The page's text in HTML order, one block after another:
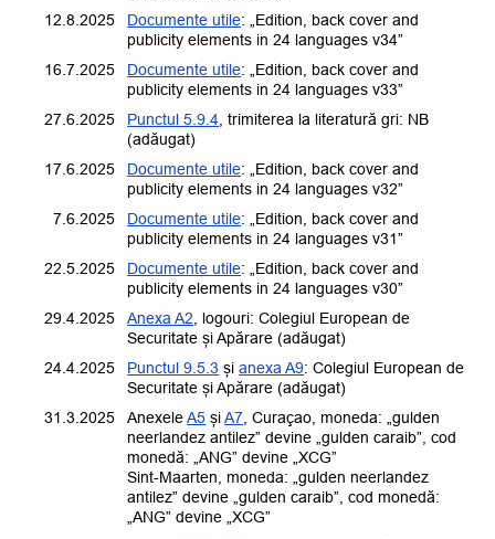
12.8.2025
Documente utile: „Edition, back cover and
publicity elements in 24 languages v34”
16.7.2025
Documente utile: „Edition, back cover and
publicity elements in 24 languages v33”
27.6.2025
Punctul 5.9.4 , trimiterea la literatură gri: NB
(adăugat)
17.6.2025
Documente utile: „Edition, back cover and
publicity elements in 24 languages v32”
7.6.2025
Documente utile: „Edition, back cover and
publicity elements in 24 languages v31”
22.5.2025
Documente utile: „Edition, back cover and
publicity elements in 24 languages v30”
29.4.2025
Anexa A2 , logouri:Colegiul European de
Securitate și Apărare (adăugat)
24.4.2025
Punctul 9.5.3 șianexa A9:Colegiul European de
Securitate și Apărare (adăugat)
31.3.2025
AnexeleA5 șiA7 ,Curaçao, moneda: „gulden
neerlandez antilez” devine „gulden caraib”, cod
monedă: „ANG” devine „XCG”
Sint-Maarten, moneda: „gulden neerlandez
antilez” devine „gulden caraib”, cod monedă:
„ANG” devine „XCG”